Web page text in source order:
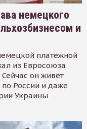
немецкого
и
платёжной
из Евросоюза
он живёт
России и даже
Украины